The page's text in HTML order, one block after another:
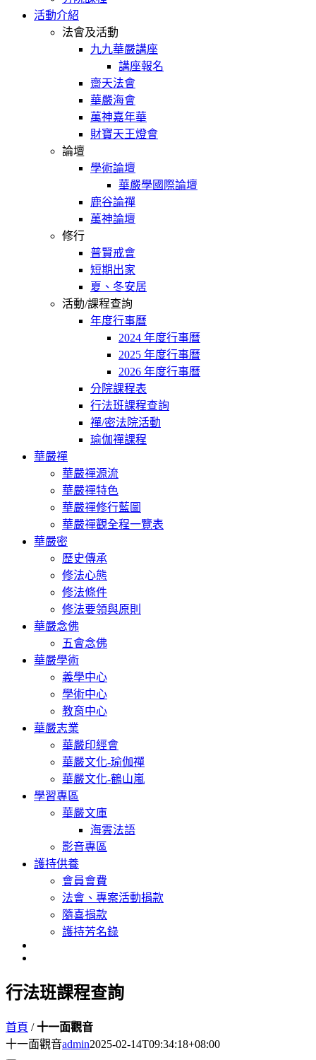
活動介紹
法會及活動
九九華嚴講座
講座報名
齋天法會
華嚴海會
萬神嘉年華
財寶天王燈會
論壇
學術論壇
華嚴學國際論壇
鹿谷論禪
萬神論壇
修行
普賢戒會
短期出家
夏、冬安居
活動/課程查詢
年度行事曆
2024 年度行事曆
2025 年度行事曆
2026 年度行事曆
分院課程表
行法班課程查詢
禪/密法院活動
瑜伽禪課程
華嚴禪
華嚴禪源流
華嚴禪特色
華嚴禪修行藍圖
華嚴禪觀全程一覽表
華嚴密
歷史傳承
修法心態
修法條件
修法要領與原則
華嚴念佛
五會念佛
華嚴學術
義學中心
學術中心
教育中心
華嚴志業
華嚴印經會
華嚴文化-瑜伽禪
華嚴文化-鶴山嵐
學習專區
華嚴文庫
海雲法語
影音專區
護持供養
會員會費
法會、專案活動捐款
隨喜捐款
護持芳名錄
行法班課程查詢
首頁 /十一面觀音
十一面觀音admin2025-02-14T09:34:18+08:00